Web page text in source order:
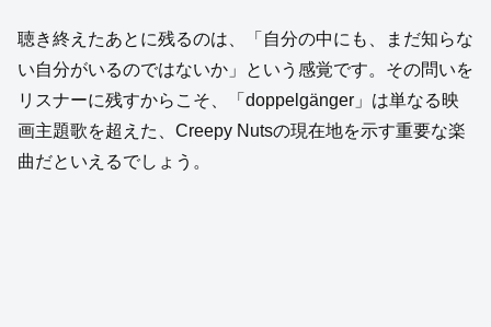
聴き終えたあとに残るのは、「自分の中にも、まだ知らな
い自分がいるのではないか」という感覚です。その問いを
リスナーに残すからこそ、「doppelgänger」は単なる映
画主題歌を超えた、Creepy Nutsの現在地を示す重要な楽
曲だといえるでしょう。